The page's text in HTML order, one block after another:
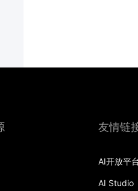
友情链
AI开放平
AI Studio